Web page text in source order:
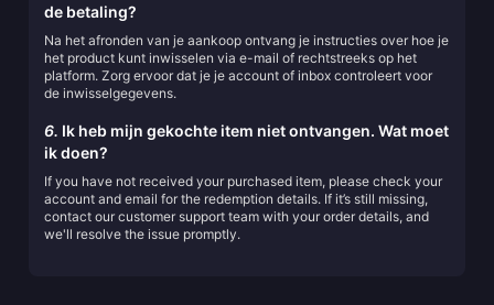
de betaling?
Na het afronden van je aankoop ontvang je instructies over hoe je
het product kunt inwisselen via e-mail of rechtstreeks op het
platform. Zorg ervoor dat je je account of inbox controleert voor
de inwisselgegevens.
6. Ik heb mijn gekochte item niet ontvangen. Wat moet
ik doen?
If you have not received your purchased item, please check your
account and email for the redemption details. If it’s still missing,
contact our customer support team with your order details, and
we'll resolve the issue promptly.